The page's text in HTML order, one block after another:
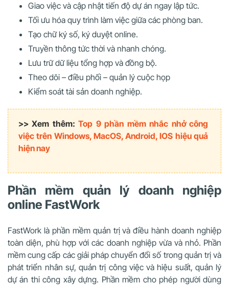
Giao việc và cập nhật tiến độ dự án ngay lập tức.
Tối ưu hóa quy trình làm việc giữa các phòng ban.
Tạo chữ ký số, ký duyệt online.
Truyền thông tức thời và nhanh chóng.
Lưu trữ dữ liệu tổng hợp và đồng bộ.
Theo dõi – điều phối – quản lý cuộc họp
Kiểm soát tài sản doanh nghiệp.
>> Xem thêm:Top 9 phần mềm nhắc nhở công
việc trên Windows, MacOS, Android, IOS hiệu quả
hiện nay
Phần mềm quản lý doanh nghiệp
online FastWork
FastWork là phần mềm quản trị và điều hành doanh nghiệp
toàn diện, phù hợp với các doanh nghiệp vừa và nhỏ. Phần
mềm cung cấp các giải pháp chuyển đổi số trong quản trị và
phát triển nhân sự, quản trị công việc và hiệu suất, quản lý
dự án thi công xây dựng. Phần mềm cho phép người dùng